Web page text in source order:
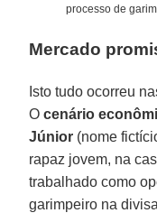
processo de
Mercado
Isto tudo ocorreu
Ocenário
Júnior (nome
rapaz jovem, na
trabalhado como
garimpeiro na